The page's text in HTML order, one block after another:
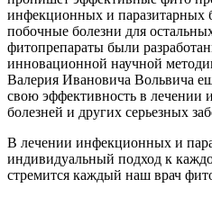
инфекционных и паразитарных
побочные болезни для
фитопрепараты были
инновационной научной
Валерия Ивановича Вольвича
свою эффективность в
болезней и других серьезных
В лечении инфекционных и
индивидуальный подход к
стремится каждый наш врач